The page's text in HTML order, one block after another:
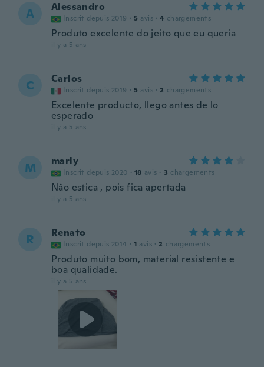
A Alessandro
Inscrit depuis 2019 · 5 avis · 4 chargements
Produto excelente do jeito que eu queria
il y a 5 ans
C Carlos
Inscrit depuis 2019 · 5 avis · 2 chargements
Excelente producto, llego antes de lo
esperado
il y a 5 ans
M marly
Inscrit depuis 2020 · 18 avis · 3 chargements
Não estica , pois fica apertada
il y a 5 ans
R Renato
Inscrit depuis 2014 · 1 avis · 2 chargements
Produto muito bom, material resistente e
boa qualidade.
il y a 5 ans